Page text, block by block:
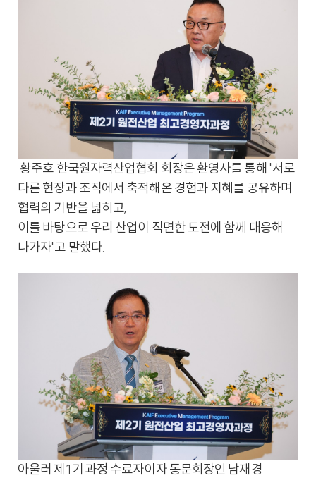
황주호 한국원자력산업협회 회장은 환영사를 통해 "서로
다른 현장과 조직에서 축적해온 경험과 지혜를 공유하며
협력의 기반을 넓히고,
이를 바탕으로 우리 산업이 직면한 도전에 함께 대응해
나가자"고 말했다.
아울러 제1기 과정 수료자이자 동문회장인 남재경